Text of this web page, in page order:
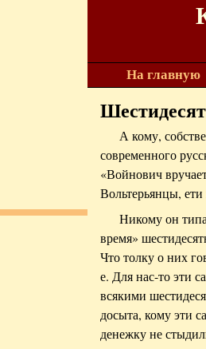
На главную
А кому,
современного
«Войнович
Вольтерьянцы,
Никому он
время»
Что толку о них
е. Для нас-то эти
всякими
досыта, кому эти
денежку не